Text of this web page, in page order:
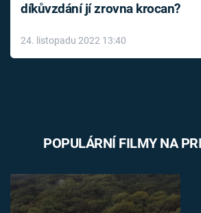
díkůvzdání jí zrovna krocan?
24. listopadu 2022 13:40
POPULÁRNÍ FILMY NA